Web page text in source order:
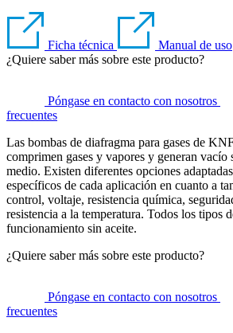
Ficha técnica
Manual de uso
¿Quiere saber más sobre este producto?
Póngase en contacto con nosotros
frecuentes
Las bombas de diafragma para gases de
comprimen gases y vapores y generan vacío
medio. Existen diferentes opciones
específicos de cada aplicación en cuanto a
control, voltaje, resistencia química,
resistencia a la temperatura. Todos los tipos
funcionamiento sin aceite.
¿Quiere saber más sobre este producto?
Póngase en contacto con nosotros
frecuentes